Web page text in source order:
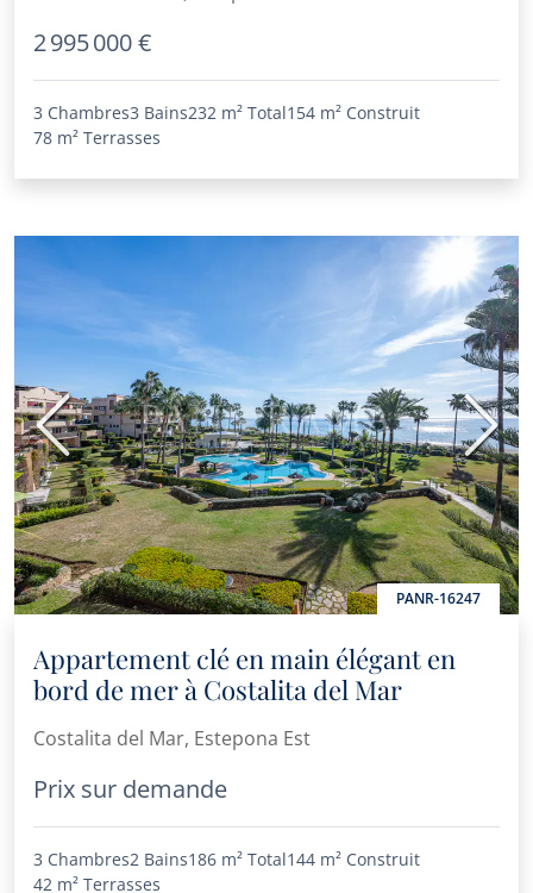
2 995 000 €
3 Chambres3 Bains232 m² Total154 m² Construit
78 m² Terrasses
PANR-16247
Précédent
Appartement clé en main élégant en
bord de mer à Costalita del Mar
Costalita del Mar, Estepona Est
Prix sur demande
3 Chambres2 Bains186 m² Total144 m² Construit
42 m² Terrasses